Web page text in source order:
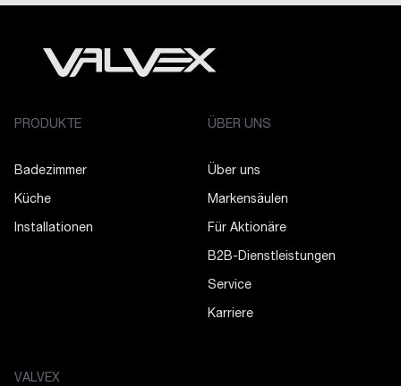
PRODUKTE
Badezimmer
Küche
Installationen
ÜBER UNS
Über uns
Markensäulen
Für Aktionäre
B2B-Dienstleistungen
Service
Karriere
VALVEX